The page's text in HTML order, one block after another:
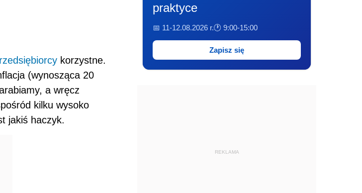
korzystne.
(wynosząca 20
a wręcz
kilku wysoko
jakiś haczyk.
praktyce
📅 11-12.08.2026 r.🕐 9:00-15:00
Zapisz się
REKLAMA